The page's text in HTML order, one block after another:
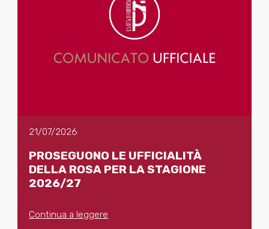
21/07/2026
PROSEGUONO LE UFFICIALITÀ
DELLA ROSA PER LA STAGIONE
2026/27
Continua a leggere